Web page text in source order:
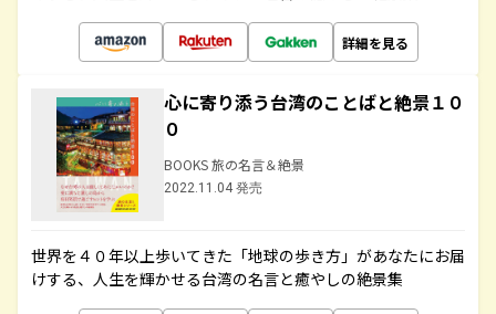
詳細を見る
心に寄り添う台湾のことばと絶景１０
０
BOOKS 旅の名言＆絶景
2022.11.04 発売
世界を４０年以上歩いてきた「地球の歩き方」があなたにお届
けする、人生を輝かせる台湾の名言と癒やしの絶景集